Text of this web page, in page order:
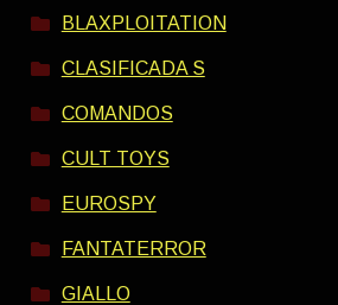
BLAXPLOITATION
CLASIFICADA S
COMANDOS
CULT TOYS
EUROSPY
FANTATERROR
GIALLO